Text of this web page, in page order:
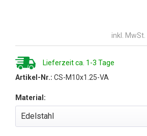
inkl. MwSt.
Lieferzeit ca. 1-3 Tage
Artikel-Nr.: CS-M10x1.25-VA
Material: